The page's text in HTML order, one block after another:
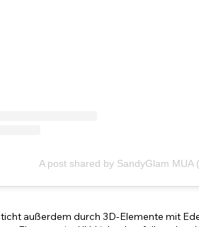
A post shared by SandyGlam MUA
außerdem durch 3D-Elemente mit